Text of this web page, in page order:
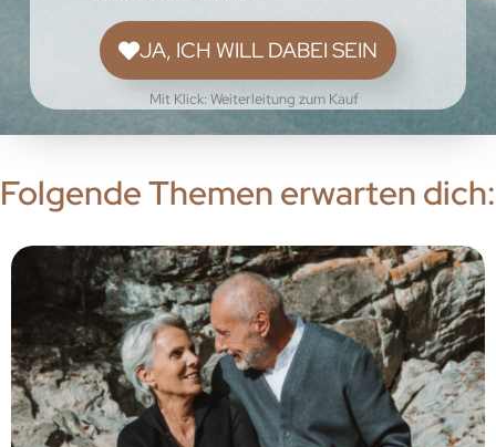
JA, ICH WILL DABEI SEIN
Mit Klick: Weiterleitung zum Kauf
Folgende Themen erwarten dich: